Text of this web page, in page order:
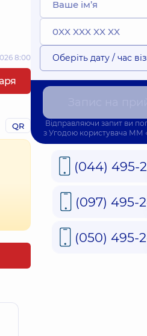
8:00
QR
Оберіть дату / час
Відправляючи запит ви
з Угодою користувача ММ
(044) 495-
(097) 495-
(050) 495-